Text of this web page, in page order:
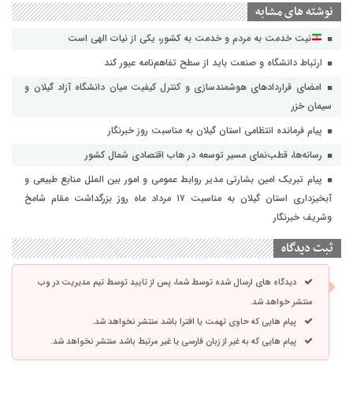
نوشته های مشابه
نیت خدمت به مردم و خدمت به کشور، یکی از نیات الهی است
ارتباط دانشگاه و صنعت باید از سطح تفاهم‌نامه عبور کند
امضای قراردادهای هوشمندسازی و کنترل کیفیت میان دانشگاه آزاد گیلان و
سیمان خزر
پیام فرمانده انتظامی استان گیلان به مناسبت روز خبرنگار
رسانه‌ها، قطب‌نمای مسیر توسعه در هاب اقتصادی شمال كشور
پیام تبریک امین بشارتی مدیر روابط عمومی و امور بین الملل منابع طبیعی و
آبخیزداری استان گیلان به مناسبت ۱۷ مرداد ماه روز بزرگداشت مقام شامخ
وشریف خبرنگار
ثبت دیدگاه
دیدگاه های ارسال شده توسط شما، پس از تایید توسط تیم مدیریت در وب
منتشر خواهد شد.
پیام هایی که حاوی تهمت یا افترا باشد منتشر نخواهد شد.
پیام هایی که به غیر از زبان فارسی یا غیر مرتبط باشد منتشر نخواهد شد.